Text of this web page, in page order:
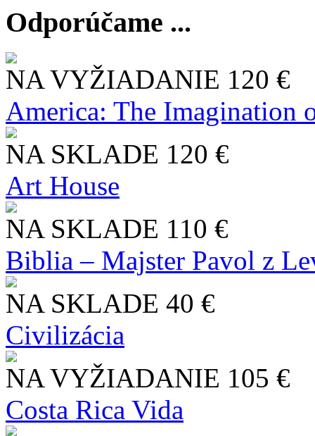
Odporúčame ...
NA VYŽIADANIE 120 €
America: The Imagination
NA SKLADE 120 €
Art House
NA SKLADE 110 €
Biblia – Majster Pavol z
NA SKLADE 40 €
Civilizácia
NA VYŽIADANIE 105 €
Costa Rica Vida